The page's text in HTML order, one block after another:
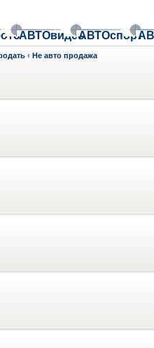
АВТОвидеоАВТОспорт
‹ Не авто продажа